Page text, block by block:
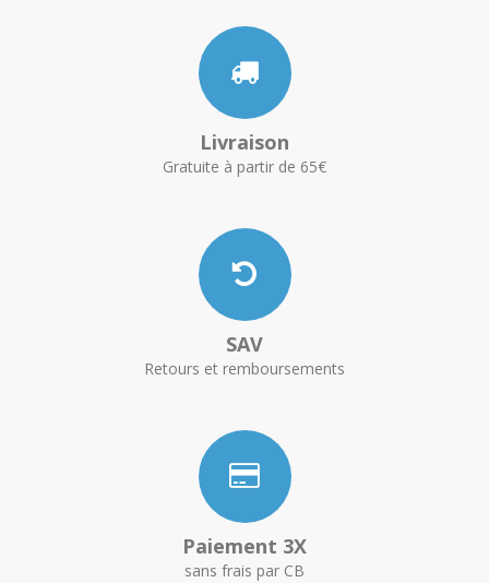
Livraison
Gratuite à partir de 65€
SAV
Retours et remboursements
Paiement 3X
sans frais par CB